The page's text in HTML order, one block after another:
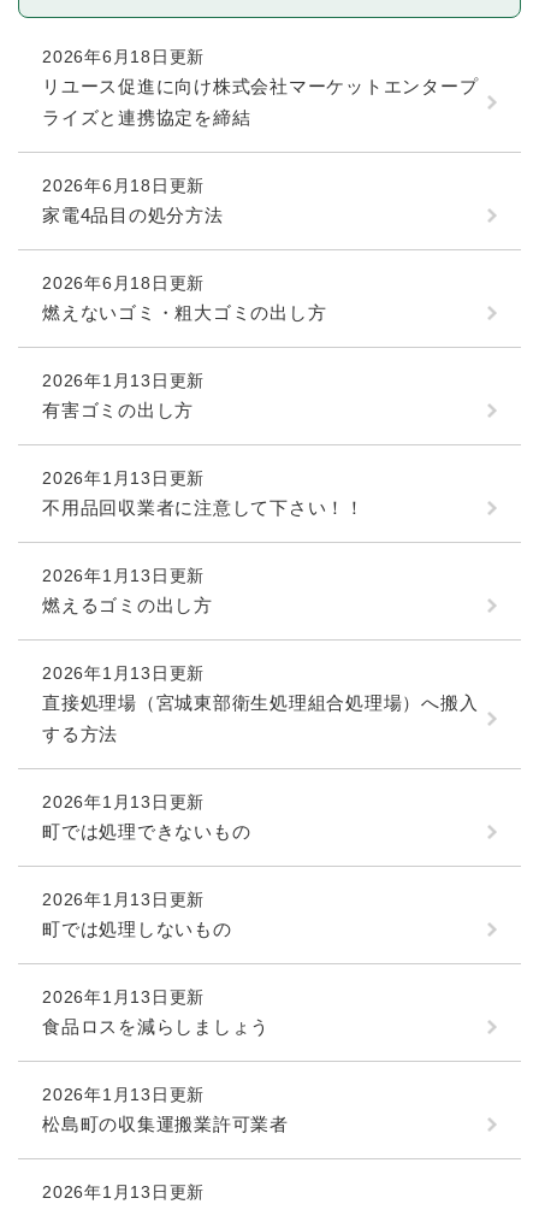
2026年6月18日更新
リユース促進に向け株式会社マーケットエンタープ
ライズと連携協定を締結
2026年6月18日更新
家電4品目の処分方法
2026年6月18日更新
燃えないゴミ・粗大ゴミの出し方
2026年1月13日更新
有害ゴミの出し方
2026年1月13日更新
不用品回収業者に注意して下さい！！
2026年1月13日更新
燃えるゴミの出し方
2026年1月13日更新
直接処理場（宮城東部衛生処理組合処理場）へ搬入
する方法
2026年1月13日更新
町では処理できないもの
2026年1月13日更新
町では処理しないもの
2026年1月13日更新
食品ロスを減らしましょう
2026年1月13日更新
松島町の収集運搬業許可業者
2026年1月13日更新